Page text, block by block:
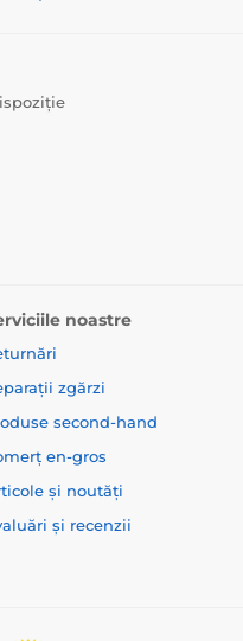
noastre
zgărzi
second-hand
en-gros
și noutăți
și recenzii